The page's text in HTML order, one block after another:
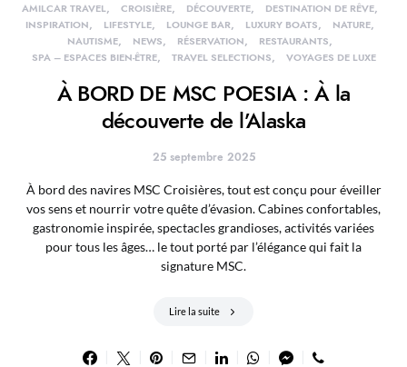
AMILCAR TRAVEL
CROISIÈRE DÉCOUVERTE
DESTINATION DE RÊVE
INSPIRATION
LIFESTYLE LOUNGE BAR LUXURY BOATS
NATURE
NAUTISME
NEWS RÉSERVATION
RESTAURANTS
SPA – ESPACES BIEN-ÊTRE
TRAVEL SELECTIONS VOYAGES DE LUXE
À BORD DE MSC POESIA : À la
découverte de l’Alaska
25 septembre 2025
À bord des navires MSC Croisières, tout est conçu pour éveiller
vos sens et nourrir votre quête d’évasion. Cabines confortables,
gastronomie inspirée, spectacles grandioses, activités variées
pour tous les âges… le tout porté par l’élégance qui fait la
signature MSC.
Lire la suite